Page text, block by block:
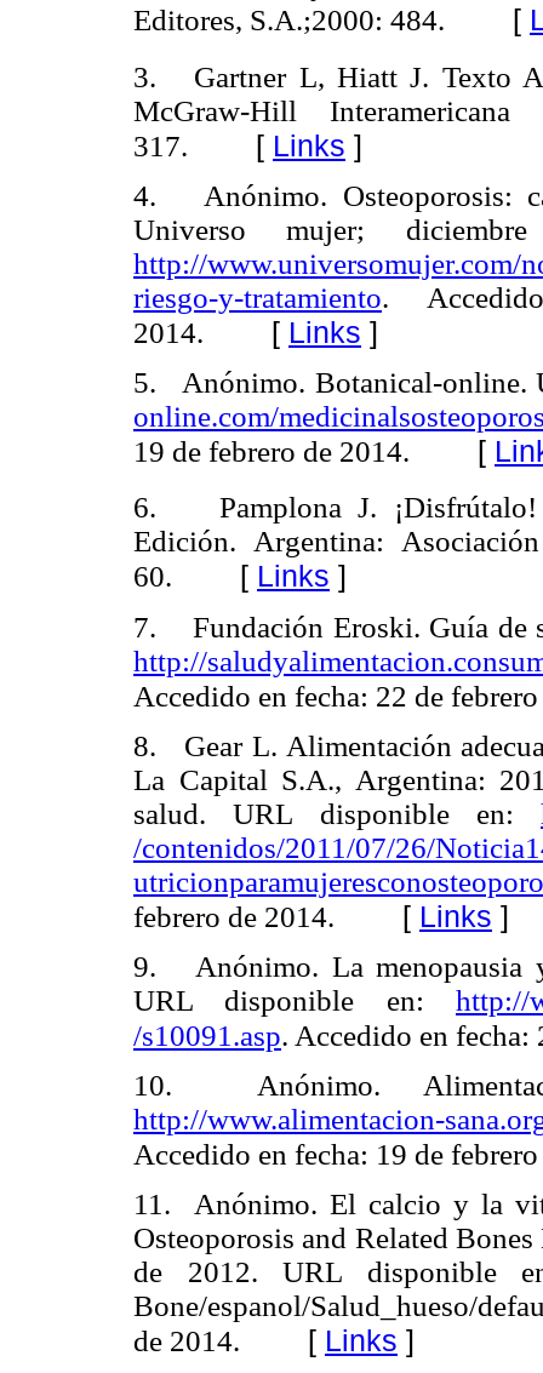
Editores, S.A.;2000: 484. [
3. Gartner L, Hiatt J. Texto
McGraw-Hill
317. [ Links ]
4. Anónimo. Osteoporosis:
Universo mujer;
http://www.universomujer.com/
riesgo-y-tratamiento.
2014. [ Links ]
5. Anónimo. Botanical-online.
online.com/
19 de febrero de 2014. [
6. Pamplona J. ¡Disfrútalo!
Edición. Argentina:
60. [ Links ]
7. Fundación Eroski. Guía de
http://
Accedido en fecha: 22 de
8. Gear L. Alimentación
La Capital S.A., Argentina:
salud. URL disponible en:
/contenidos/2011/07/26/
febrero de 2014. [ Links ]
9. Anónimo. La menopausia
URL disponible en: http://
/s10091.asp. Accedido en fecha:
10. Anónimo.
http://www.alimentacion-
Accedido en fecha: 19 de
11. Anónimo. El calcio y la
Osteoporosis and Related
de 2012. URL disponible
Bone/espanol/Salud_hueso/
de 2014. [ Links ]